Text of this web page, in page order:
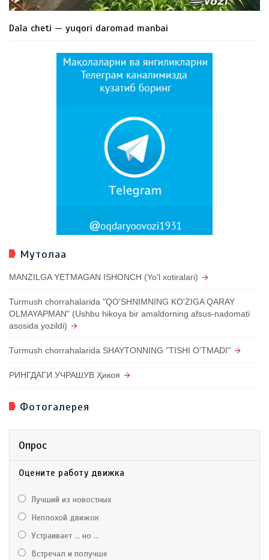
Dala cheti — yuqori daromad manbai
Мутолаа
MANZILGA YETMAGAN ISHONCH (Yo'l xotiralari)
Turmush chorrahalarida "QO'SHNIMNING KO'ZIGA QARAY
OLMAYAPMAN" (Ushbu hikoya bir amaldorning afsus-nadomati
asosida yozildi)
Turmush chorrahalarida SHAYTONNING "TISHI O'TMADI"
РИНГДАГИ УЧРАШУВ Ҳикоя
Фотогалерея
Опрос
Оцените работу движка
Лучший из новостных
Неплохой движок
Устраивает ... но ...
Встречал и получше